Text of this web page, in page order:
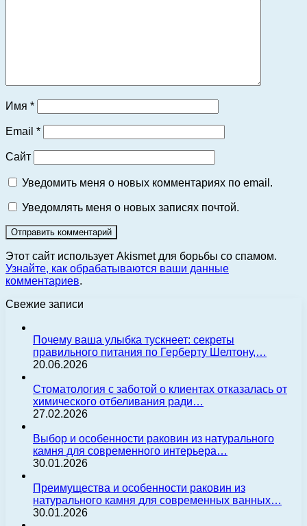
Имя *
Email *
Сайт
Уведомить меня о новых комментариях по email.
Уведомлять меня о новых записях почтой.
Этот сайт использует Akismet для борьбы со спамом.
Узнайте, как обрабатываются ваши данные
комментариев.
Свежие записи
Почему ваша улыбка тускнеет: секреты
правильного питания по Герберту Шелтону,…
20.06.2026
Стоматология с заботой о клиентах отказалась от
химического отбеливания ради…
27.02.2026
Выбор и особенности раковин из натурального
камня для современного интерьера…
30.01.2026
Преимущества и особенности раковин из
натурального камня для современных ванных…
30.01.2026